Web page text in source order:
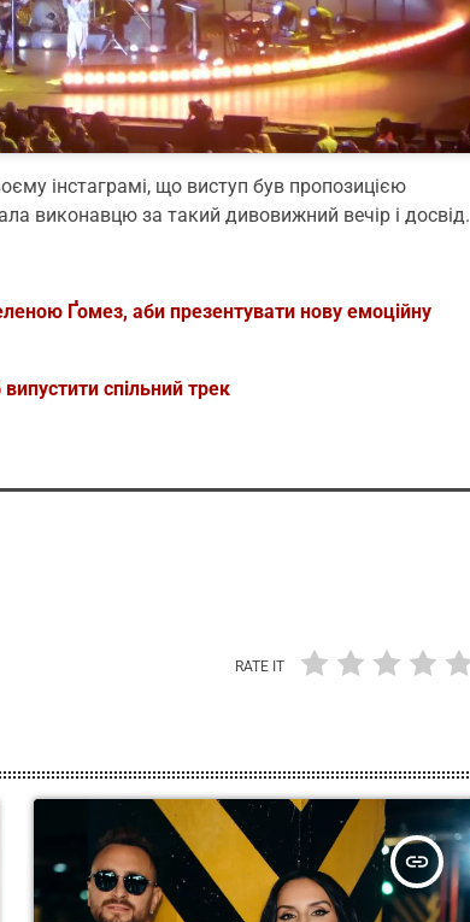
інстаграмі, що виступ був пропозицією
виконавцю за такий дивовижний вечір і досвід.
Ґомез, аби презентувати нову емоційну
спільний трек
RATE IT
insert_link